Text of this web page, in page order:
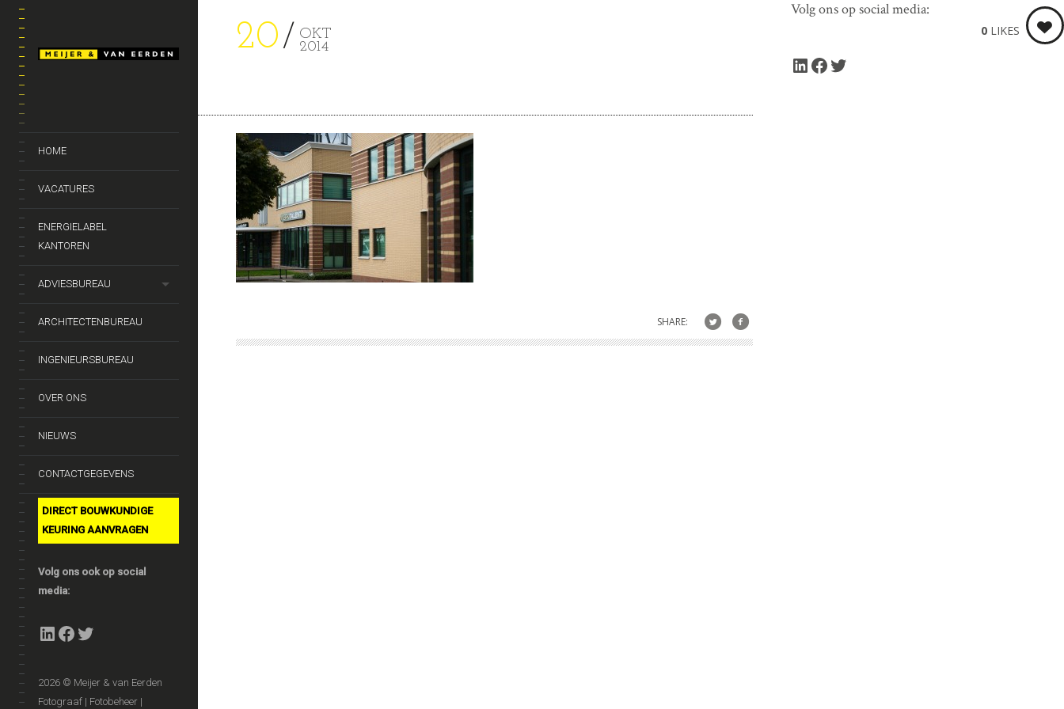
HOME
VACATURES
ENERGIELABEL
KANTOREN
ADVIESBUREAU
ARCHITECTENBUREAU
INGENIEURSBUREAU
OVER ONS
NIEUWS
CONTACTGEGEVENS
DIRECT BOUWKUNDIGE
KEURING AANVRAGEN
Volg ons ook op social
media:
LinkedIn
Facebook
2026 © Meijer & van Eerden
Fotograaf | Fotobeheer |
20
OKT
2014
0 LIKES
SHARE:
Volg ons op social media:
LinkedIn Facebook